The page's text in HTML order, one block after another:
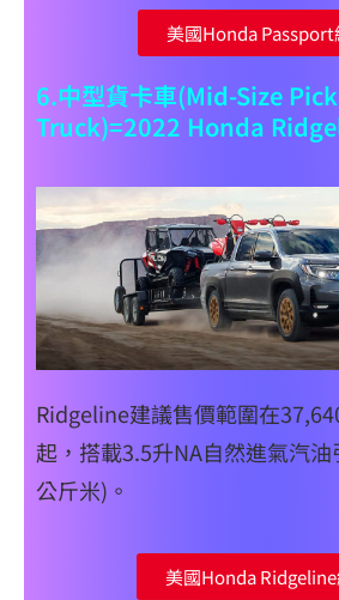
美國Honda Passport
6.中型貨卡車(Mid-Size
Truck)=2022 Honda
Ridgeline建議售價範圍在
起，搭載3.5升NA自然進氣汽
公斤米)。
美國Honda